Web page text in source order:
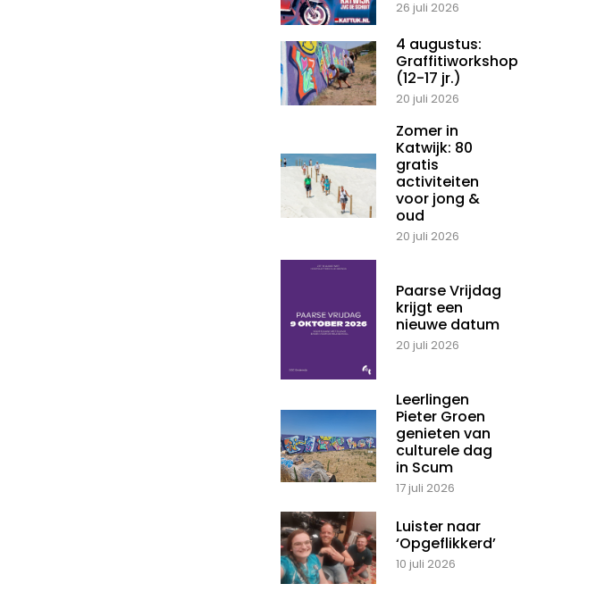
26 juli 2026
4 augustus:
Graffitiworkshop
(12-17 jr.)
20 juli 2026
Zomer in
Katwijk: 80
gratis
activiteiten
voor jong &
oud
20 juli 2026
Paarse Vrijdag
krijgt een
nieuwe datum
20 juli 2026
Leerlingen
Pieter Groen
genieten van
culturele dag
in Scum
17 juli 2026
Luister naar
‘Opgeflikkerd’
10 juli 2026